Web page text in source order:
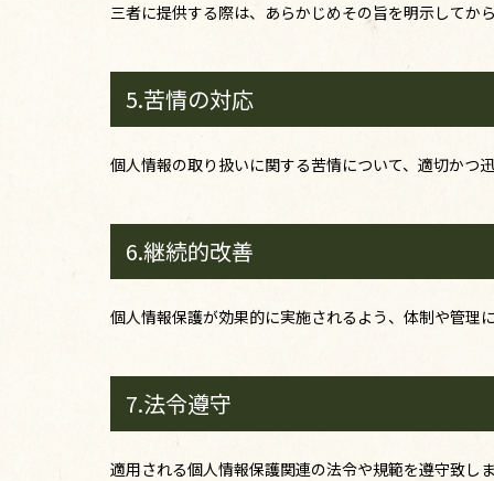
三者に提供する際は、あらかじめその旨を明示してか
5.苦情の対応
個人情報の取り扱いに関する苦情について、適切か
6.継続的改善
個人情報保護が効果的に実施されるよう、体制や管理
7.法令遵守
適用される個人情報保護関連の法令や規範を遵守致し